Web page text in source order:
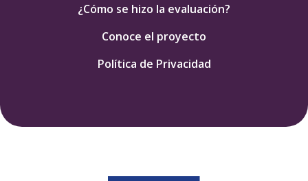
¿Cómo se hizo la evaluación?
Conoce el proyecto
Política de Privacidad